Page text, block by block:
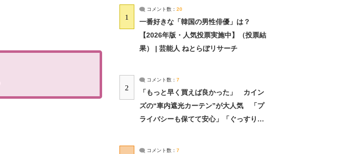
1
コメント数： 20
一番好きな「韓国の男性俳優」は？
【2026年版・人気投票実施中】（投票結
果） | 芸能人 ねとらぼリサーチ
2
コメント数： 7
「もっと早く買えば良かった」 カイン
ズの“車内遮光カーテン”が大人気 「プ
ライバシーも保てて安心」「ぐっすり眠
コメント数： 7